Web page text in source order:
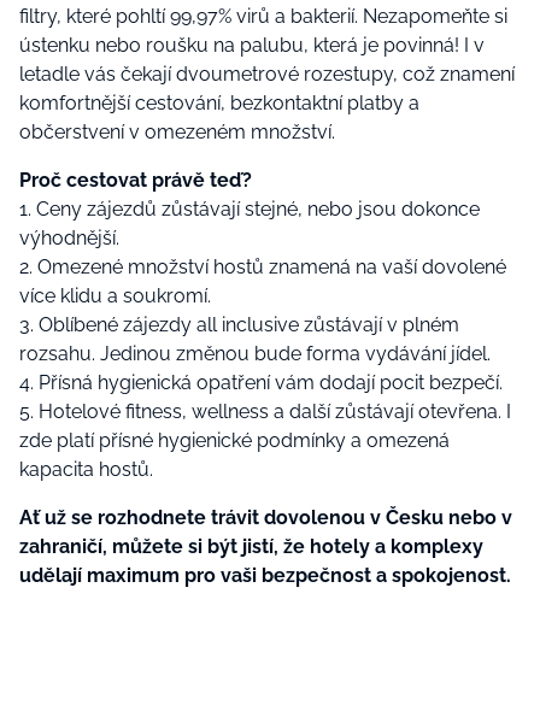
filtry, které pohltí 99,97% virů a bakterií. Nezapomeňte si
ústenku nebo roušku na palubu, která je povinná! I v
letadle vás čekají dvoumetrové rozestupy, což znamení
komfortnější cestování, bezkontaktní platby a
občerstvení v omezeném množství.
Proč cestovat právě teď?
1. Ceny zájezdů zůstávají stejné, nebo jsou dokonce
výhodnější.
2. Omezené množství hostů znamená na vaší dovolené
více klidu a soukromí.
3. Oblíbené zájezdy all inclusive zůstávají v plném
rozsahu. Jedinou změnou bude forma vydávání jídel.
4. Přísná hygienická opatření vám dodají pocit bezpečí.
5. Hotelové fitness, wellness a další zůstávají otevřena. I
zde platí přísné hygienické podmínky a omezená
kapacita hostů.
Ať už se rozhodnete trávit dovolenou v Česku nebo v
zahraničí, můžete si být jistí, že hotely a komplexy
udělají maximum pro vaši bezpečnost a spokojenost.